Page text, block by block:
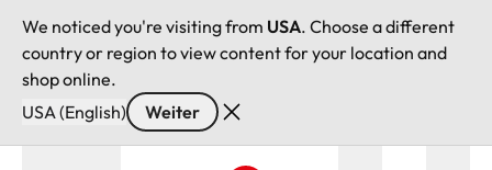
We noticed you're visiting from USA. Choose a different
country or region to view content for your location and
shop online.
USA (English)
Weiter